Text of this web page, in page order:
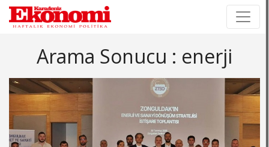
Arama Sonucu : enerji
×
×